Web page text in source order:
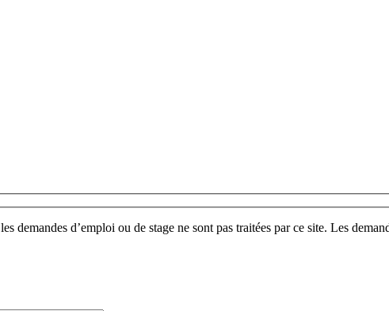
les demandes d’emploi ou de stage ne sont pas traitées par ce site. Les